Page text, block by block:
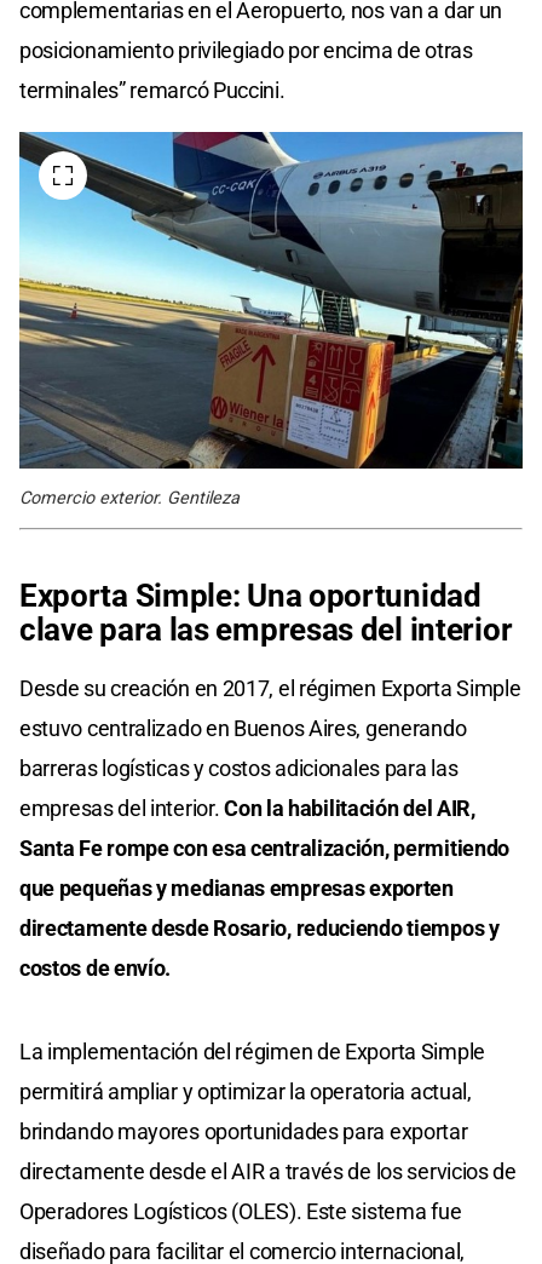
complementarias en el Aeropuerto, nos van a dar un
posicionamiento privilegiado por encima de otras
terminales” remarcó Puccini.
Comercio exterior. Gentileza
Exporta Simple: Una oportunidad
clave para las empresas del interior
Desde su creación en 2017, el régimen Exporta Simple
estuvo centralizado en Buenos Aires, generando
barreras logísticas y costos adicionales para las
empresas del interior.Con la habilitación del AIR,
Santa Fe rompe con esa centralización, permitiendo
que pequeñas y medianas empresas exporten
directamente desde Rosario, reduciendo tiempos y
costos de envío.
La implementación del régimen de Exporta Simple
permitirá ampliar y optimizar la operatoria actual,
brindando mayores oportunidades para exportar
directamente desde el AIR a través de los servicios de
Operadores Logísticos (OLES). Este sistema fue
diseñado para facilitar el comercio internacional,